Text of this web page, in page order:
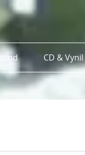
CD & Vynil